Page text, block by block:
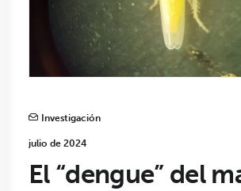
Investigación
julio de 2024
El “dengue” del